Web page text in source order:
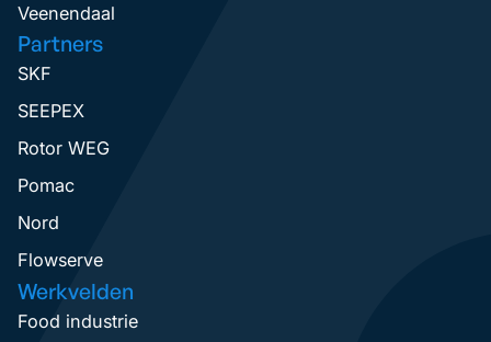
Veenendaal
Partners
SKF
SEEPEX
Rotor WEG
Pomac
Nord
Flowserve
Werkvelden
Food industrie